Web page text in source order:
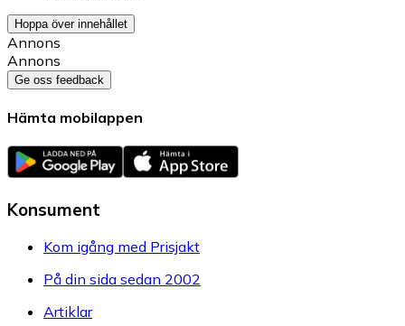
Hoppa över innehållet
Annons
Annons
Ge oss feedback
Hämta mobilappen
Konsument
Kom igång med Prisjakt
På din sida sedan 2002
Artiklar